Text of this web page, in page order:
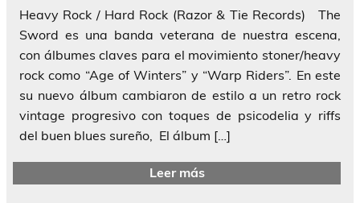
Heavy Rock / Hard Rock (Razor & Tie Records) The
Sword es una banda veterana de nuestra escena,
con álbumes claves para el movimiento stoner/heavy
rock como “Age of Winters” y “Warp Riders”. En este
su nuevo álbum cambiaron de estilo a un retro rock
vintage progresivo con toques de psicodelia y riffs
del buen blues sureño, El álbum […]
Leer más